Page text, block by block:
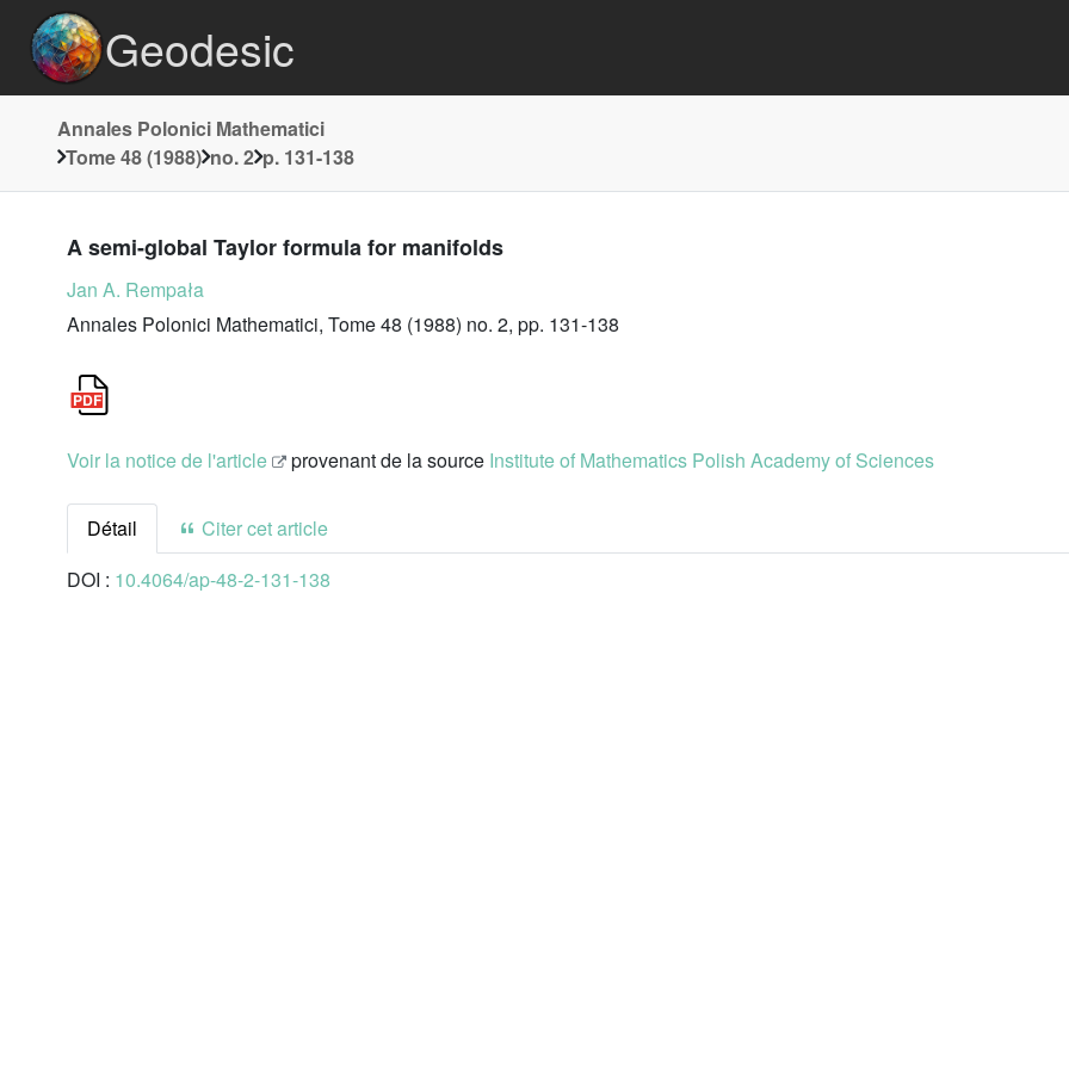
Geodesic
Annales Polonici Mathematici
Tome 48 (1988) no. 2 p. 131-138
A semi-global Taylor formula for manifolds
Jan A. Rempała
Annales Polonici Mathematici, Tome 48 (1988) no. 2, pp. 131-138
Voir la notice de l'article provenant de la source Institute of Mathematics Polish Academy of Sciences
Détail
Citer cet article
DOI : 10.4064/ap-48-2-131-138